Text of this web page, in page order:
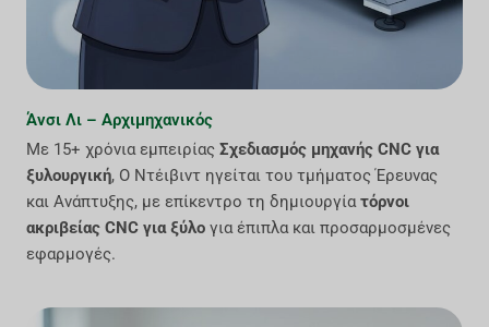
Άνσι Λι – Αρχιμηχανικός
Με 15+ χρόνια εμπειρίας Σχεδιασμός μηχανής CNC για
ξυλουργική, Ο Ντέιβιντ ηγείται του τμήματος Έρευνας
και Ανάπτυξης, με επίκεντρο τη δημιουργίατόρνοι
ακριβείας CNC για ξύλο για έπιπλα και προσαρμοσμένες
εφαρμογές.